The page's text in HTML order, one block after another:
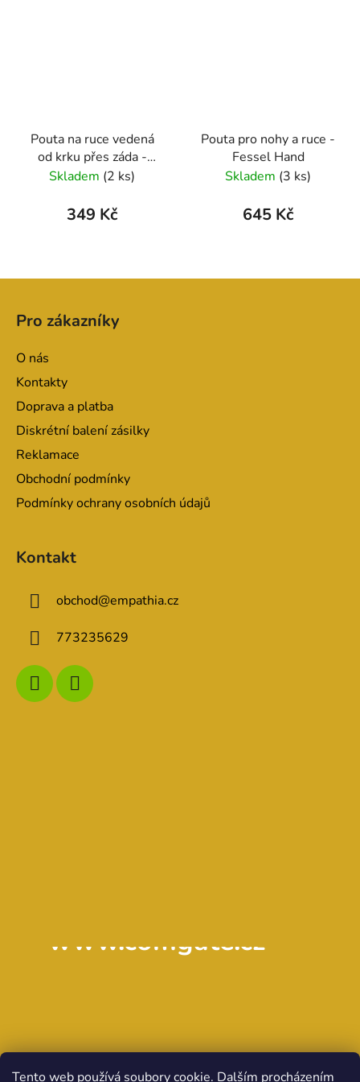
Tento web používá soubory cookie. Dalším procházením
Pouta na ruce vedená
od krku přes záda -
Fessel
Skladem (2 ks)
349 Kč
Pouta pro nohy a ruce -
Fessel Hand
Skladem (3 ks)
645 Kč
Pro zákazníky
O nás
Kontakty
Doprava a platba
Diskrétní balení zásilky
Reklamace
Obchodní podmínky
Podmínky ochrany osobních údajů
Kontakt
obchod@empathia.cz
773235629
www.comgate.cz